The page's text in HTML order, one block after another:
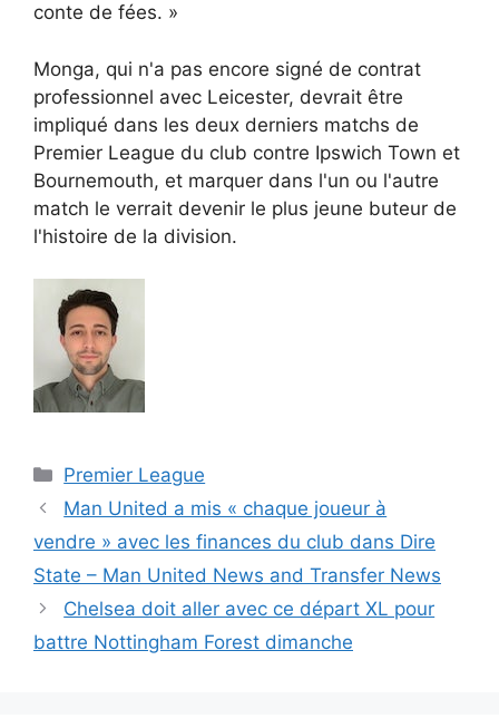
conte de fées. »
Monga, qui n'a pas encore signé de contrat
professionnel avec Leicester, devrait être
impliqué dans les deux derniers matchs de
Premier League du club contre Ipswich Town et
Bournemouth, et marquer dans l'un ou l'autre
match le verrait devenir le plus jeune buteur de
l'histoire de la division.
Catégories
Premier League
Man United a mis « chaque joueur à
vendre » avec les finances du club dans Dire
State – Man United News and Transfer News
Chelsea doit aller avec ce départ XL pour
battre Nottingham Forest dimanche